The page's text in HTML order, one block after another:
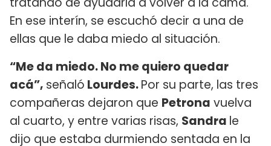
En ese interín, se escuchó decir a una de
ellas que le daba miedo al situación.
“Me da miedo. No me quiero quedar
acá”, señaló Lourdes.Por su parte, las tres
compañeras dejaron que Petrona vuelva
al cuarto, y entre varias risas, Sandra le
dijo que estaba durmiendo sentada en la